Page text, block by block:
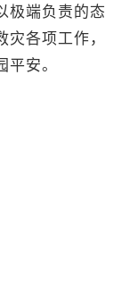
极端负责的态
各项工作，
安。